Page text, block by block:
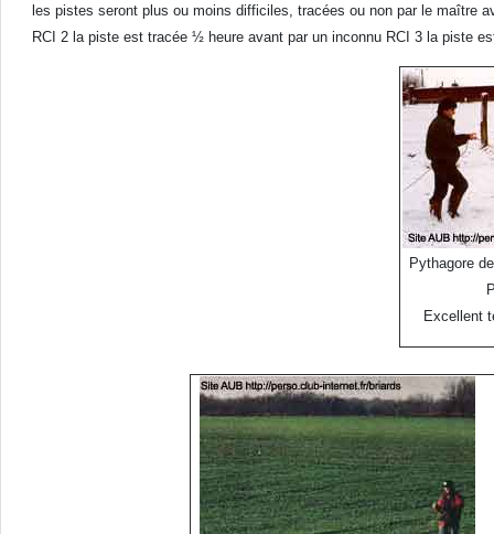
les pistes seront plus ou moins difficiles, tracées ou non par le maître
RCI 2 la piste est tracée ½ heure avant par un inconnu RCI 3 la piste
Pythagore
Excellent